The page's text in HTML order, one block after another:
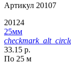
Артикул 20107
20124
25мм
33.15 р.
По 25 м